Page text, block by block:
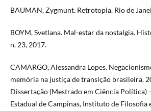
BAUMAN, Zygmunt. Retrotopia. Rio de
BOYM, Svetlana. Mal-estar da nostalgia.
n. 23, 2017.
CAMARGO, Alessandra Lopes.
memória na justiça de transição brasileira.
Dissertação (Mestrado em Ciência Política)
Estadual de Campinas, Instituto de Filosofia